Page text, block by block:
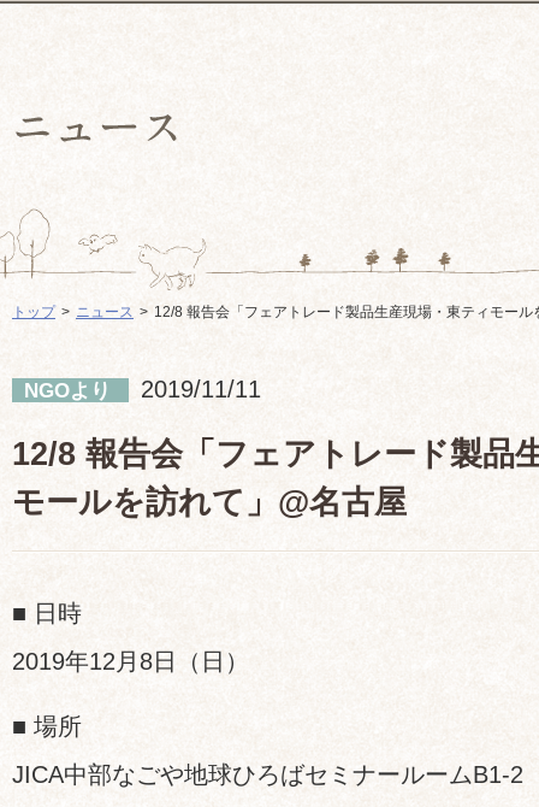
トップ ニュース 12/8 報告会「フェアトレード製品生産現場・東ティモール
NGOより 2019/11/11
12/8 報告会「フェアトレード製品
モールを訪れて」@名古屋
■ 日時
2019年12月8日（日）
■ 場所
JICA中部なごや地球ひろばセミナールームB1-2